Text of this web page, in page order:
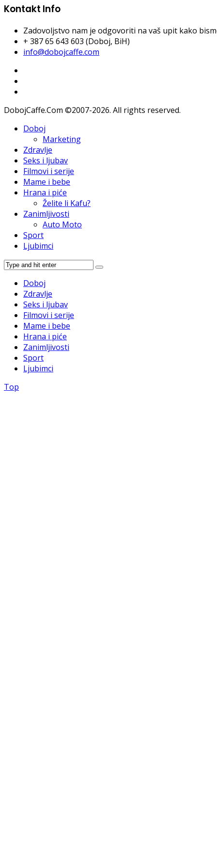
Kontakt Info
Zadovoljstvo nam je odgovoriti na vaš upit kako
+ 387 65 643 603 (Doboj, BiH)
info@dobojcaffe.com
DobojCaffe.Com ©2007-2026. All rights reserved.
Doboj
Marketing
Zdravlje
Seks i ljubav
Filmovi i serije
Mame i bebe
Hrana i piće
Želite li Kafu?
Zanimljivosti
Auto Moto
Sport
Ljubimci
Doboj
Zdravlje
Seks i ljubav
Filmovi i serije
Mame i bebe
Hrana i piće
Zanimljivosti
Sport
Ljubimci
Top